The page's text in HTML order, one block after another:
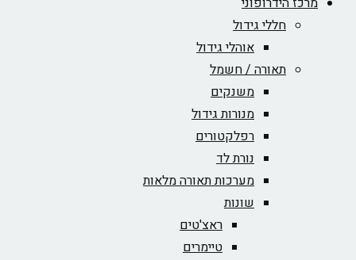
חללי גידול
אוהלי גידול
תאורה / חשמל
משנקים
מנורות גידול
רפלקטורים
נורת לד
מערכות תאורה מלאות
שונות
ראצ'טים
טיימרים